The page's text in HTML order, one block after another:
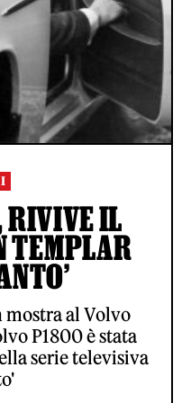
RIVIVE IL
TEMPLAR
mostra al Volvo
P1800 è stata
serie televisiva